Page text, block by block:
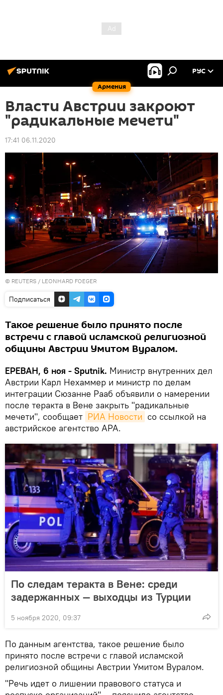
Армения
РУС
Власти Австрии закроют
"радикальные мечети"
17:41 06.11.2020
© REUTERS / LEONHARD FOEGER
Подписаться
Такое решение было принято после
встречи с главой исламской религиозной
общины Австрии Умитом Вуралом.
ЕРЕВАН, 6 ноя - Sputnik. Министр внутренних дел
Австрии Карл Нехаммер и министр по делам
интеграции Сюзанне Рааб объявили о намерении
после теракта в Вене закрыть "радикальные
мечети", сообщает РИА Новости со ссылкой на
австрийское агентство APA.
По следам теракта в Вене: среди
задержанных — выходцы из Турции
5 ноября 2020, 09:37
По данным агентства, такое решение было
принято после встречи с главой исламской
религиозной общины Австрии Умитом Вуралом.
"Речь идет о лишении правового статуса и